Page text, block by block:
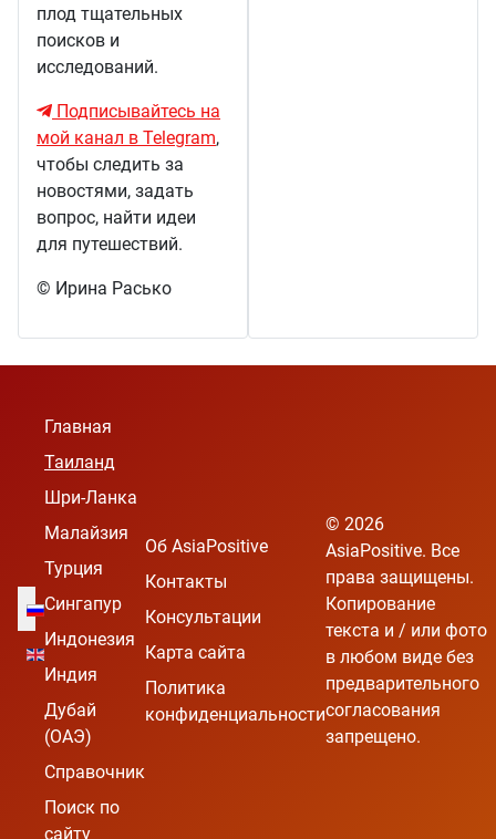
плод тщательных
поисков и
исследований.
Подписывайтесь на
мой канал в Telegram,
чтобы следить за
новостями, задать
вопрос, найти идеи
для путешествий.
© Ирина Расько
Выберите язык
Главная
Таиланд
Шри-Ланка
Малайзия
Турция
Сингапур
Индонезия
Индия
Дубай
(ОАЭ)
Справочник
Поиск по
сайту
Об AsiaPositive
Контакты
Консультации
Карта сайта
Политика
конфиденциальности
© 2026
AsiaPositive. Все
права защищены.
Копирование
текста и / или фото
в любом виде без
предварительного
согласования
запрещено.